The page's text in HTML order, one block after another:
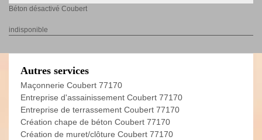
Béton désactivé Coubert
indisponible
Autres services
Maçonnerie Coubert 77170
Entreprise d'assainissement Coubert 77170
Entreprise de terrassement Coubert 77170
Création chape de béton Coubert 77170
Création de muret/clôture Coubert 77170